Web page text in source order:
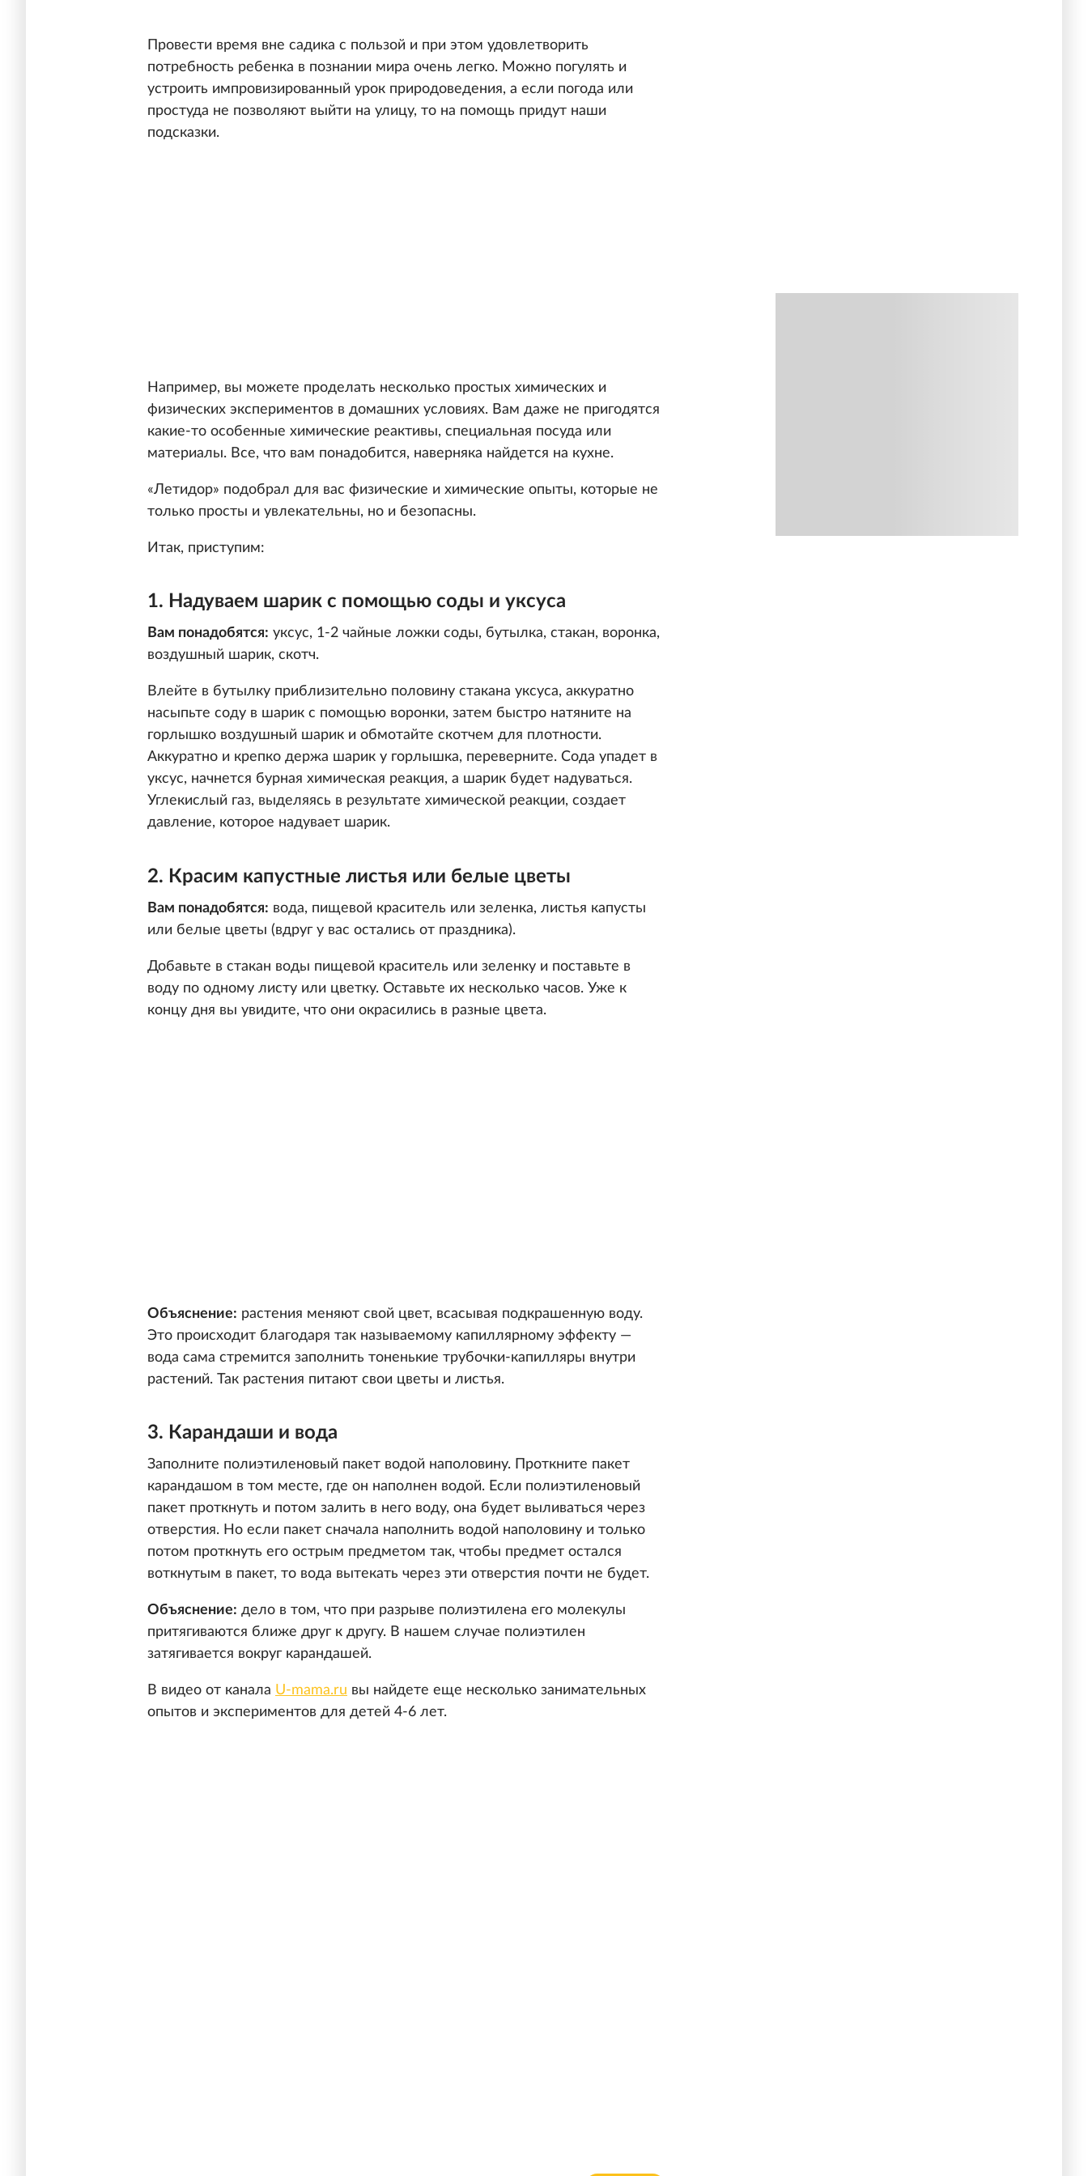
Провести время вне садика с пользой и при этом удовлетворить
потребность ребенка в познании мира очень легко. Можно погулять и
устроить импровизированный урок природоведения, а если погода или
простуда не позволяют выйти на улицу, то на помощь придут наши
подсказки.
Например, вы можете проделать несколько простых химических и
физических экспериментов в домашних условиях. Вам даже не пригодятся
какие-то особенные химические реактивы, специальная посуда или
материалы. Все, что вам понадобится, наверняка найдется на кухне.
«Летидор» подобрал для вас физические и химические опыты, которые не
только просты и увлекательны, но и безопасны.
Итак, приступим:
1. Надуваем шарик с помощью соды и уксуса
Вам понадобятся: уксус, 1-2 чайные ложки соды, бутылка, стакан, воронка,
воздушный шарик, скотч.
Влейте в бутылку приблизительно половину стакана уксуса, аккуратно
насыпьте соду в шарик с помощью воронки, затем быстро натяните на
горлышко воздушный шарик и обмотайте скотчем для плотности.
Аккуратно и крепко держа шарик у горлышка, переверните. Сода упадет в
уксус, начнется бурная химическая реакция, а шарик будет надуваться.
Углекислый газ, выделяясь в результате химической реакции, создает
давление, которое надувает шарик.
2. Красим капустные листья или белые цветы
Вам понадобятся: вода, пищевой краситель или зеленка, листья капусты
или белые цветы (вдруг у вас остались от праздника).
Добавьте в стакан воды пищевой краситель или зеленку и поставьте в
воду по одному листу или цветку. Оставьте их несколько часов. Уже к
концу дня вы увидите, что они окрасились в разные цвета.
Объяснение: растения меняют свой цвет, всасывая подкрашенную воду.
Это происходит благодаря так называемому капиллярному эффекту —
вода сама стремится заполнить тоненькие трубочки-капилляры внутри
растений. Так растения питают свои цветы и листья.
3. Карандаши и вода
Заполните полиэтиленовый пакет водой наполовину. Проткните пакет
карандашом в том месте, где он наполнен водой. Если полиэтиленовый
пакет проткнуть и потом залить в него воду, она будет выливаться через
отверстия. Но если пакет сначала наполнить водой наполовину и только
потом проткнуть его острым предметом так, чтобы предмет остался
воткнутым в пакет, то вода вытекать через эти отверстия почти не будет.
Объяснение: дело в том, что при разрыве полиэтилена его молекулы
притягиваются ближе друг к другу. В нашем случае полиэтилен
затягивается вокруг карандашей.
В видео от канала U-mama.ru вы найдете еще несколько занимательных
опытов и экспериментов для детей 4-6 лет.